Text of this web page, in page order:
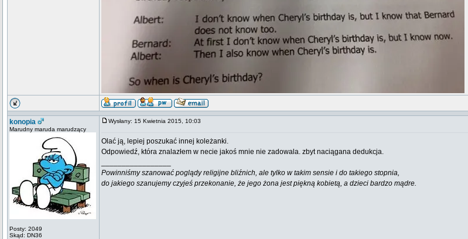
konopia
Marudny maruda marudzący
Posty: 2049
Skąd: DN36
Wysłany: 15 Kwietnia 2015, 10:03
Olać ją, lepiej poszukać innej koleżanki.
Odpowiedź, która znalazłem w necie jakoś mnie nie zadowala. zbyt naciągana dedukcja.
Powinniśmy szanować poglądy religijne bliźnich, ale tylko w takim sensie i do takiego stopnia,
do jakiego szanujemy czyjeś przekonanie, że jego żona jest piękną kobietą, a dzieci bardzo mądre.